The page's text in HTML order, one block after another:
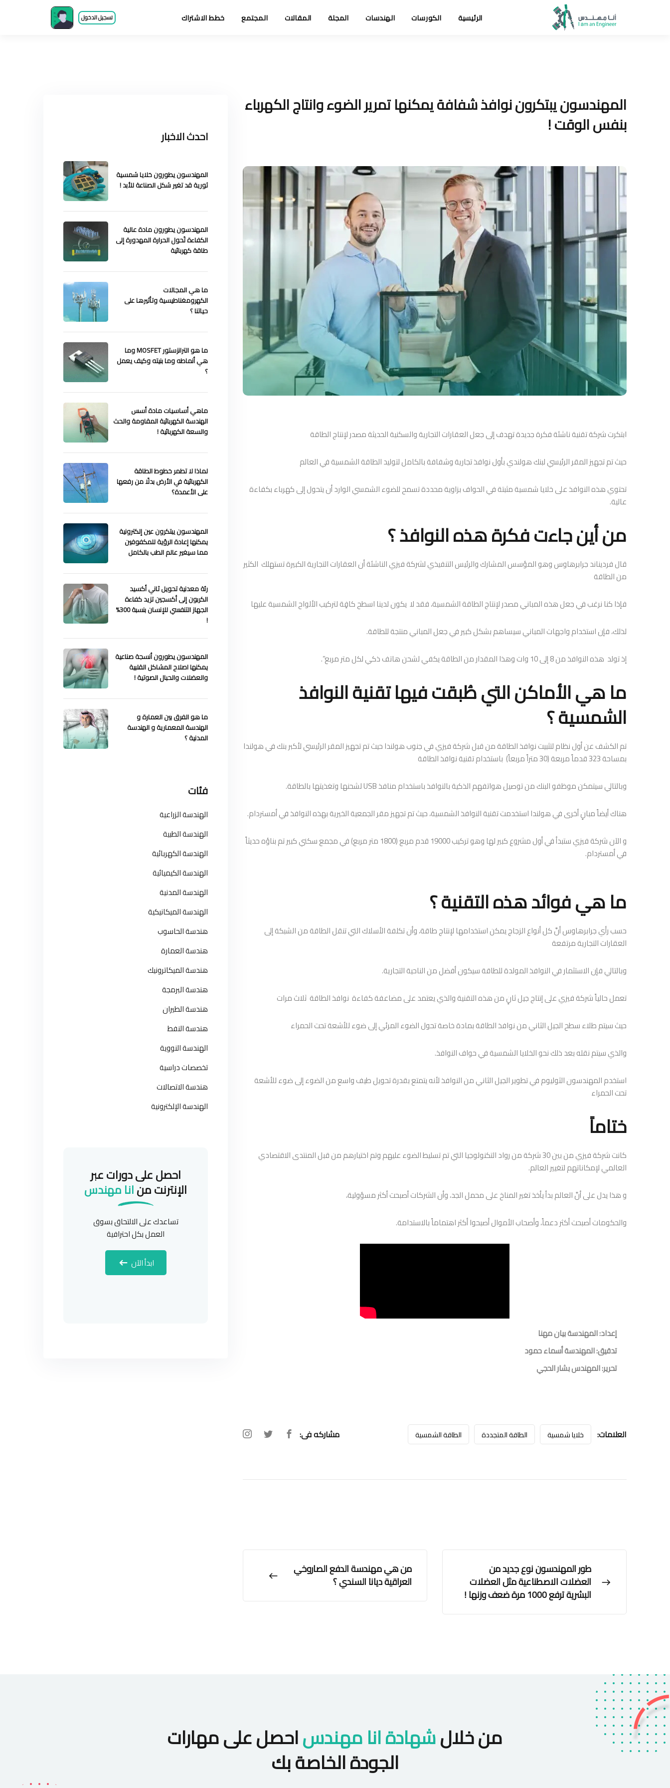
الرئيسية الكورسات الهندسات المجلة المقالات المجتمع خطط الاشتراك تسجيل الدخول
المهندسون يبتكرون نوافذ شفافة يمكنها تمرير الضوء وانتاج الكهرباء
بنفس الوقت !
ابتكرت شركة تقنية ناشئة فكرة جديدة تهدف إلى جعل العقارات التجارية والسكنية الحديثة مصدر لإنتاج الطاقة
حيث تم تجهيز المقر الرئيسي لبنك هولندي بأول نوافذ تجارية وشفافة بالكامل لتوليد الطاقة الشمسية في العالم
تحتوي هذه النوافذ على خلايا شمسية مثبتة في الحواف بزاوية محددة تسمح للضوء الشمسي الوارد أن يتحول إلى كهرباء بكفاءة
عالية.
من أين جاءت فكرة هذه النوافذ ؟
قال فرديناند جرابرهاوس وهو المؤسس المشارك والرئيس التنفيذي لشركة فيزي الناشئة أن العقارات التجارية الكبيرة تستهلك الكثير
من الطاقة
فإذا كنا نرغب في جعل هذه المباني مصدر لإنتاج الطاقة الشمسية، فقد لا يكون لدينا اسطح كافٍة لتركيب الألواح الشمسية عليها
لذلك، فإن استخدام واجهات المباني سيساهم بشكل كبير في جعل المباني منتجة للطاقة.
إذ تولد هذه النوافذ من 8 إلى 10 وات وهذا المقدار من الطاقة يكفي لشحن هاتف ذكي لكل متر مربع”.
ما هي الأماكن التي طُبقت فيها تقنية النوافذ
الشمسية ؟
تم الكشف عن أول نظام لتثبيت نوافذ الطاقة من قبل شركة فيزي في جنوب هولندا حيث تم تجهيز المقر الرئيسي لأكبر بنك في هولندا
بمساحة 323 قدماً مربعة (30 متراً مربعاً) باستخدام تقنية نوافذ الطاقة
وبالتالي سيتمكن موظفو البنك من توصيل هواتفهم الذكية بالنوافذ باستخدام منافذ USB لشحنها وتغذيتها بالطاقة.
هناك أيضاً مبانٍ أخرى في هولندا استخدمت تقنية النوافذ الشمسية، حيث تم تجهيز مقر الجمعية الخيرية بهذه النوافذ في أمستردام.
و الآن شركة فيزي ستبدأ في أول مشروع كبير لها وهو تركيب 19000 قدم مربع (1800 متر مربع) في مجمع سكني كبير تم بناؤه حديثاً
في أمستردام.
ما هي فوائد هذه التقنية ؟
حسب رأي جرابرهاوس أنَّ كل أنواع الزجاج يمكن استخدامها لإنتاج طاقة، وأن تكلفة الأسلاك التي تنقل الطاقة من الشبكة إلى
العقارات التجارية مرتفعة
وبالتالي فإن الاستثمار في النوافذ المولدة للطاقة سيكون أفضل من الناحية التجارية.
تعمل حالياً شركة فيزي على إنتاج جيل ثانٍ من هذه التقنية والذي يعتمد على مضاعفة كفاءة نوافذ الطاقة ثلاث مرات
حيث سيتم طلاء سطح الجيل الثاني من نوافذ الطاقة بمادة خاصة تحول الضوء المرئي إلى ضوء للأشعة تحت الحمراء
والذي سيتم نقله بعد ذلك نحو الخلايا الشمسية في حواف النوافذ.
استخدم المهندسون الثوليوم في تطوير الجيل الثاني من النوافذ لأنه يتمتع بقدرة تحويل طيف واسع من الضوء إلى ضوء للأشعة
تحت الحمراء
ختاماً
كانت شركة فيزي من بين 30 شركة من رواد التكنولوجيا التي تم تسليط الضوء عليهم وتم اختيارهم من قبل المنتدى الاقتصادي
العالمي لإمكاناتهم لتغيير العالم.
و هذا يدل على أنَّ العالم بدأ يأخذ تغير المناخ على محمل الجد، وأن الشركات أصبحت أكثر مسؤولية،
والحكومات أصبحت أكثر دعماً، وأصحاب الأموال أصبحوا أكثر اهتماماً بالاستدامة.
إعداد: المهندسة بيان مهنا
تدقيق: المهندسة أسماء حمود
تحرير: المهندس بشار الحجي
العلامات: خلايا شمسية الطاقة المتجددة الطاقة الشمسية مشاركه فى:
طور المهندسون نوع جديد من
العضلات الاصطناعية مثل العضلات
البشرية ترفع 1000 مرة ضعف وزنها !
من هي مهندسة الدفع الصاروخي
العراقية ديانا السندي ؟
احدث الاخبار
المهندسون يطورون خلايا شمسية
ثورية قد تغير شكل الصناعة للأبد !
المهندسون يطورون مادة عالية
الكفاءة تُحول الحرارة المهدورة إلى
طاقة كهربائية
ما هي المجالات
الكهرومغناطيسية وتأثيرها على
حياتنا ؟
ما هو الترانزستور MOSFET وما
هي أنماطه وما بنيته وكيف يعمل
؟
ماهي أساسيات مادة أسس
الهندسة الكهربائية المقاومة والحث
والسعة الكهربائية !
لماذا لا تطمر خطوط الطاقة
الكهربائية في الأرض بدلًا من رفعها
على الأعمدة؟
المهندسون يبتكرون عين إلكترونية
يمكنها إعادة الرؤية للمكفوفين
مما سيغير عالم الطب بالكامل
رئة معدنية تحويل ثاني أكسيد
الكربون إلى أكسجين تزيد كفاءة
الجهاز التنفسي للإنسان بنسبة 300%
!
المهندسون يطورون أنسجة صناعية
يمكنها اصلاح المشاكل القلبية
والعضلات والحبال الصوتية !
ما هو الفرق بين العمارة و
الهندسة المعمارية و الهندسة
المدنية ؟
فئات
الهندسة الزراعية
الهندسة الطبية
الهندسة الكهربائية
الهندسة الكيميائية
الهندسة المدنية
الهندسة الميكانيكية
هندسة الحاسوب
هندسة العمارة
هندسة الميكاترونيك
هندسة البرمجة
هندسة الطيران
هندسة النفط
الهندسة النووية
تخصصات دراسية
هندسة الاتصالات
الهندسة الإلكترونية
احصل على دورات عبر
الإنترنت منانا مهندس
تساعدك على الالتحاق بسوق
العمل بكل احترافية
ابدأ الآن
من خلالشهادة انا مهندساحصل على مهارات
الجودة الخاصة بك